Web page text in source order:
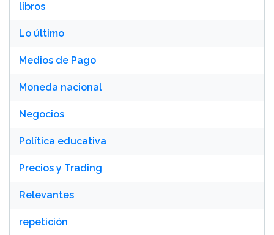
libros
Lo último
Medios de Pago
Moneda nacional
Negocios
Política educativa
Precios y Trading
Relevantes
repetición